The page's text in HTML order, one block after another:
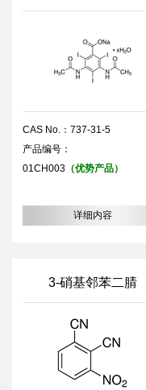
CAS No.：737-31-5
产品编号：
01CH003（优势产品）
详细内容
3-硝基邻苯二腈